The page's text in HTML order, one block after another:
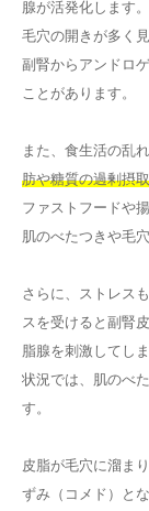
腺が活発化します
毛穴の開きが多く
副腎からアンドロ
ことがあります。
また、食生活の乱
肪や糖質の過剰摂
ファストフードや
肌のべたつきや毛
さらに、ストレス
スを受けると副腎
脂腺を刺激してし
状況では、肌のべ
す。
皮脂が毛穴に溜ま
ずみ（コメド）と